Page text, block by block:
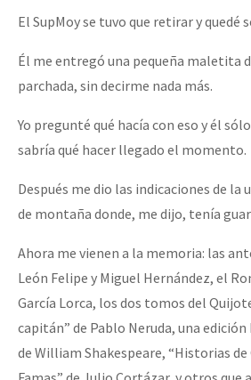
El SupMoy se tuvo que retirar y quedé
Él me entregó una pequeña maletita
parchada, sin decirme nada más.
Yo pregunté qué hacía con eso y él
sabría qué hacer llegado el
Después me dio las indicaciones de la
de montaña donde, me dijo, tenía
Ahora me vienen a la memoria: las
León Felipe y Miguel Hernández, el
García Lorca, los dos tomos del
capitán” de Pablo Neruda, una
de William Shakespeare, “Historias de